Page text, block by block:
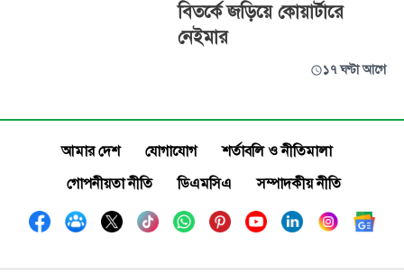
বিতর্কে জড়িয়ে কোয়ার্টারে
নেইমার
১৭ ঘণ্টা আগে
আমার দেশ যোগাযোগ
শর্তাবলি ও নীতিমালা
গোপনীয়তা নীতি
ডিএমসিএ সম্পাদকীয় নীতি